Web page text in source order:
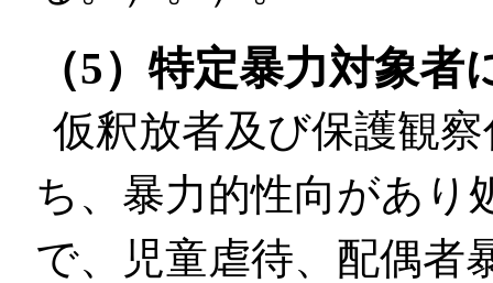
（5）特定暴力対象
仮釈放者及び保護観
ち、暴力的性向があり
で、児童虐待、配偶者